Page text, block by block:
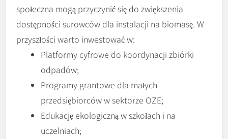
społeczna mogą przyczynić się do zwiększenia
dostępności surowców dla instalacji na biomasę. W
przyszłości warto inwestować w:
Platformy cyfrowe do koordynacji zbiórki
odpadów;
Programy grantowe dla małych
przedsiębiorców w sektorze OZE;
Edukację ekologiczną w szkołach i na
uczelniach;